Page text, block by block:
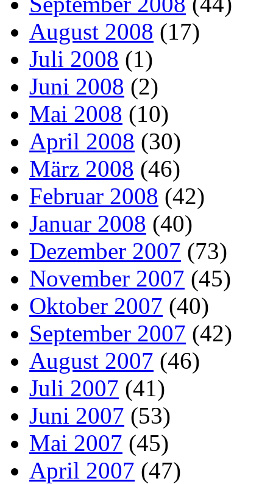
August 2008 (17)
Juli 2008 (1)
Juni 2008 (2)
Mai 2008 (10)
April 2008 (30)
März 2008 (46)
Februar 2008 (42)
Januar 2008 (40)
Dezember 2007 (73)
November 2007 (45)
Oktober 2007 (40)
September 2007 (42)
August 2007 (46)
Juli 2007 (41)
Juni 2007 (53)
Mai 2007 (45)
April 2007 (47)